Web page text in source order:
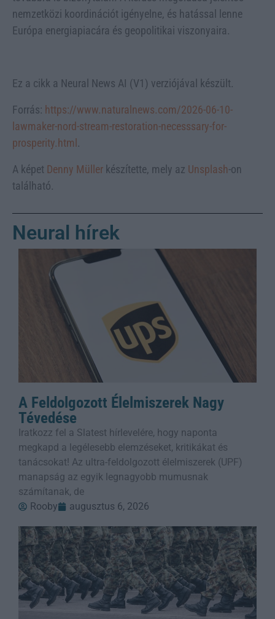
nemzetközi koordinációt igényelne, és hatással lenne
Európa energiapiacára és geopolitikai viszonyaira.
Ez a cikk a Neural News AI (V1) verziójával készült.
Forrás: https://www.naturalnews.com/2026-06-10-
lawmaker-nord-stream-restoration-necesssary-for-
prosperity.html.
A képet Denny Müller készítette, mely az Unsplash-on
található.
Neural hírek
A Feldolgozott Élelmiszerek Nagy
Tévedése
Iratkozz fel a Slatest hírlevelére, hogy naponta
megkapd a legélesebb elemzéseket, kritikákat és
tanácsokat! Az ultra-feldolgozott élelmiszerek (UPF)
manapság az egyik legnagyobb mumusnak
számítanak, de
Rooby
augusztus 6, 2026